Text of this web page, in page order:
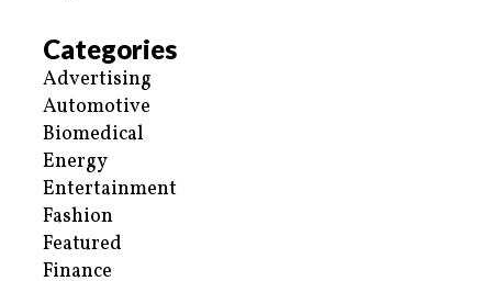
Categories
Advertising
Automotive
Biomedical
Energy
Entertainment
Fashion
Featured
Finance